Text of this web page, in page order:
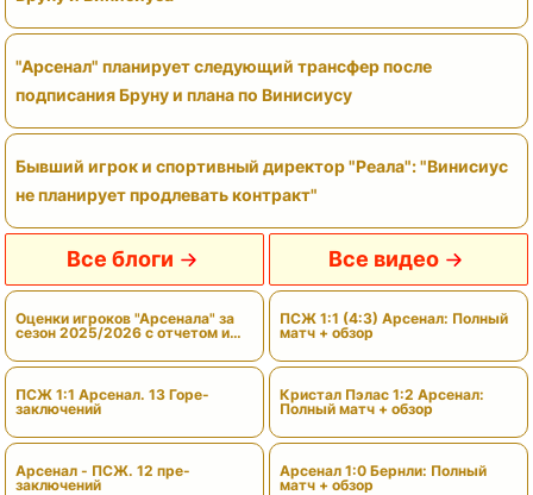
"Арсенал" планирует следующий трансфер после
подписания Бруну и плана по Винисиусу
Бывший игрок и спортивный директор "Реала": "Винисиус
не планирует продлевать контракт"
Все блоги
Оценки игроков "Арсенала" за
сезон 2025/2026 с отчетом и
ПСЖ 1:1 Арсенал. 13 Горе-
заключений
Арсенал - ПСЖ. 12 пре-
заключений
Все видео
ПСЖ 1:1 (4:3) Арсенал: Полный
матч + обзор
Кристал Пэлас 1:2 Арсенал:
Полный матч + обзор
Арсенал 1:0 Бернли: Полный
матч + обзор